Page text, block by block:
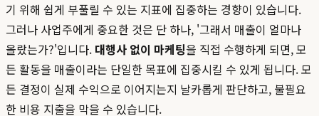
기 위해 쉽게 부풀릴 수 있는 지표에 집중하는 경향이 있습니다.
그러나 사업주에게 중요한 것은 단 하나, '그래서 매출이 얼마나
올랐는가?'입니다. 대행사 없이 마케팅을 직접 수행하게 되면, 모
든 활동을 매출이라는 단일한 목표에 집중시킬 수 있게 됩니다. 모
든 결정이 실제 수익으로 이어지는지 날카롭게 판단하고, 불필요
한 비용 지출을 막을 수 있습니다.